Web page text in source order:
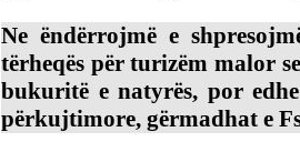
Ne ëndërrojmë e
tërheqës për turizëm malor
bukuritë e natyrës, por
përkujtimore, gërmadhat e